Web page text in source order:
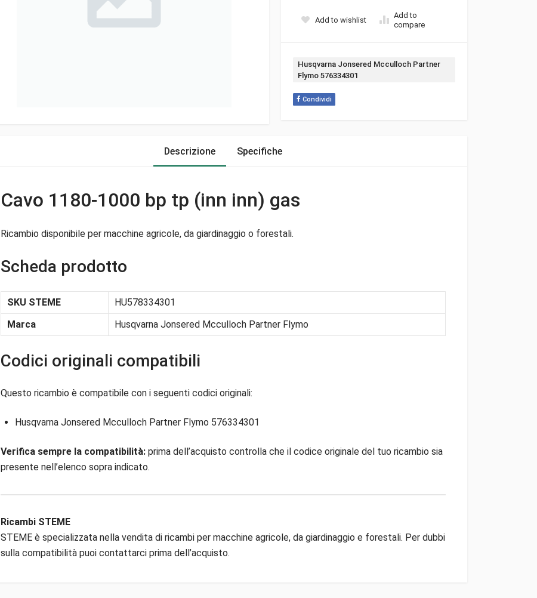
Add to wishlist
Add to
compare
Tag:
Husqvarna Jonsered Mcculloch Partner
Flymo 576334301
Condividi
Descrizione Specifiche
Cavo 1180-1000 bp tp (inn inn) gas
Ricambio disponibile per macchine agricole, da giardinaggio o forestali.
Scheda prodotto
SKU STEME
HU578334301
Marca
Husqvarna Jonsered Mcculloch Partner Flymo
Codici originali compatibili
Questo ricambio è compatibile con i seguenti codici originali:
Husqvarna Jonsered Mcculloch Partner Flymo 576334301
Verifica sempre la compatibilità: prima dell’acquisto controlla che il codice originale del tuo ricambio sia
presente nell’elenco sopra indicato.
Ricambi STEME
STEME è specializzata nella vendita di ricambi per macchine agricole, da giardinaggio e forestali. Per dubbi
sulla compatibilità puoi contattarci prima dell’acquisto.